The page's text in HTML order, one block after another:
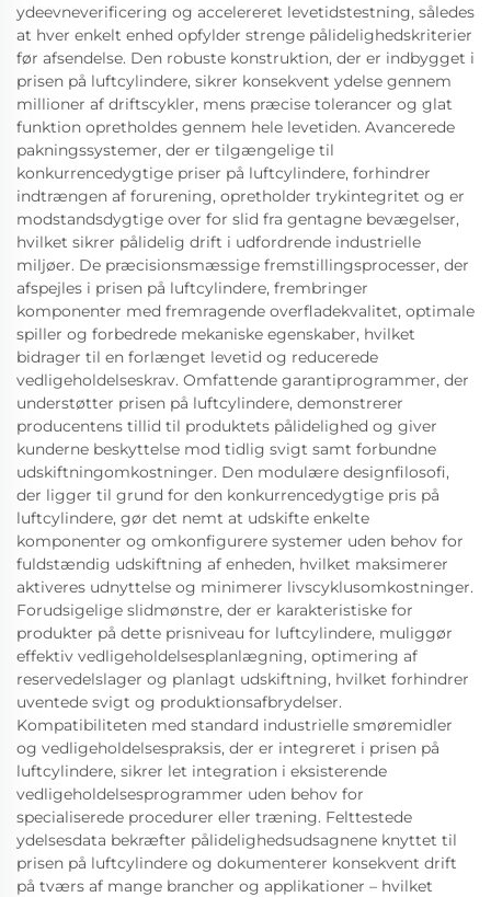
ydeevneverificering og accelereret levetidstestning, således
at hver enkelt enhed opfylder strenge pålidelighedskriterier
før afsendelse. Den robuste konstruktion, der er indbygget i
prisen på luftcylindere, sikrer konsekvent ydelse gennem
millioner af driftscykler, mens præcise tolerancer og glat
funktion opretholdes gennem hele levetiden. Avancerede
pakningssystemer, der er tilgængelige til
konkurrencedygtige priser på luftcylindere, forhindrer
indtrængen af forurening, opretholder trykintegritet og er
modstandsdygtige over for slid fra gentagne bevægelser,
hvilket sikrer pålidelig drift i udfordrende industrielle
miljøer. De præcisionsmæssige fremstillingsprocesser, der
afspejles i prisen på luftcylindere, frembringer
komponenter med fremragende overfladekvalitet, optimale
spiller og forbedrede mekaniske egenskaber, hvilket
bidrager til en forlænget levetid og reducerede
vedligeholdelseskrav. Omfattende garantiprogrammer, der
understøtter prisen på luftcylindere, demonstrerer
producentens tillid til produktets pålidelighed og giver
kunderne beskyttelse mod tidlig svigt samt forbundne
udskiftningomkostninger. Den modulære designfilosofi,
der ligger til grund for den konkurrencedygtige pris på
luftcylindere, gør det nemt at udskifte enkelte
komponenter og omkonfigurere systemer uden behov for
fuldstændig udskiftning af enheden, hvilket maksimerer
aktiveres udnyttelse og minimerer livscyklusomkostninger.
Forudsigelige slidmønstre, der er karakteristiske for
produkter på dette prisniveau for luftcylindere, muliggør
effektiv vedligeholdelsesplanlægning, optimering af
reservedelslager og planlagt udskiftning, hvilket forhindrer
uventede svigt og produktionsafbrydelser.
Kompatibiliteten med standard industrielle smøremidler
og vedligeholdelsespraksis, der er integreret i prisen på
luftcylindere, sikrer let integration i eksisterende
vedligeholdelsesprogrammer uden behov for
specialiserede procedurer eller træning. Felttestede
ydelsesdata bekræfter pålidelighedsudsagnene knyttet til
prisen på luftcylindere og dokumenterer konsekvent drift
på tværs af mange brancher og applikationer – hvilket